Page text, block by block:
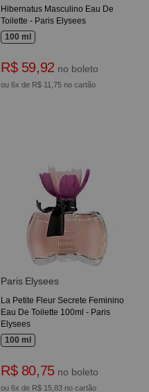
Hibernatus Masculino Eau De
Toilette - Paris Elysees
100 ml
R$ 59,92 no boleto
ou 6x de R$ 11,75 no cartão
Paris Elysees
La Petite Fleur Secrete Feminino
Eau De Toilette 100ml - Paris
Elysees
100 ml
R$ 80,75no boleto
ou 6x de R$ 15,83 no cartão